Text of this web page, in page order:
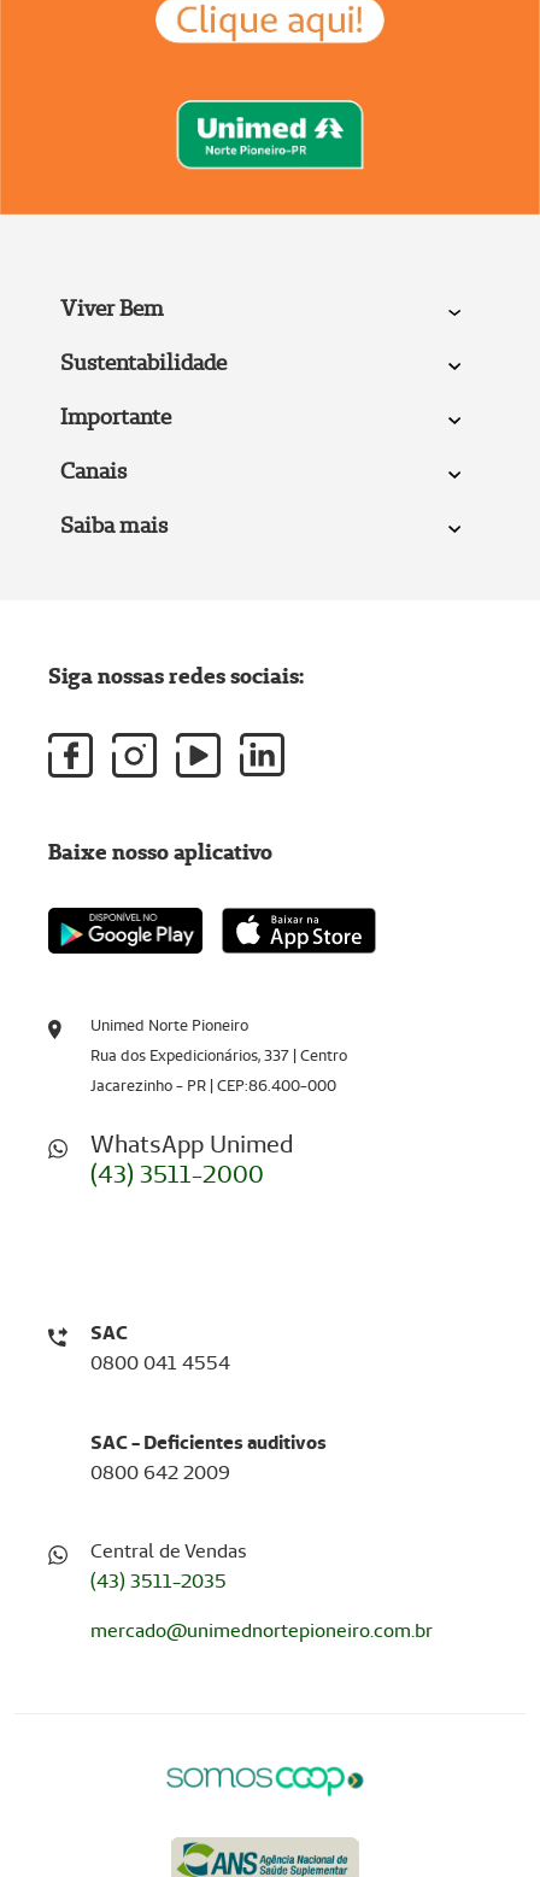
Viver Bem
Sustentabilidade
Importante
Canais
Saiba mais
Unimed Norte Pioneiro
Rua dos Expedicionários, 337 | Centro
Jacarezinho - PR | CEP:86.400-000
WhatsApp Unimed
(43) 3511-2000
SAC
0800 041 4554
SAC - Deficientes auditivos
0800 642 2009
Central de Vendas
(43) 3511-2035
mercado@unimednortepioneiro.com.br
Siga nossas redes sociais:
Baixe nosso aplicativo